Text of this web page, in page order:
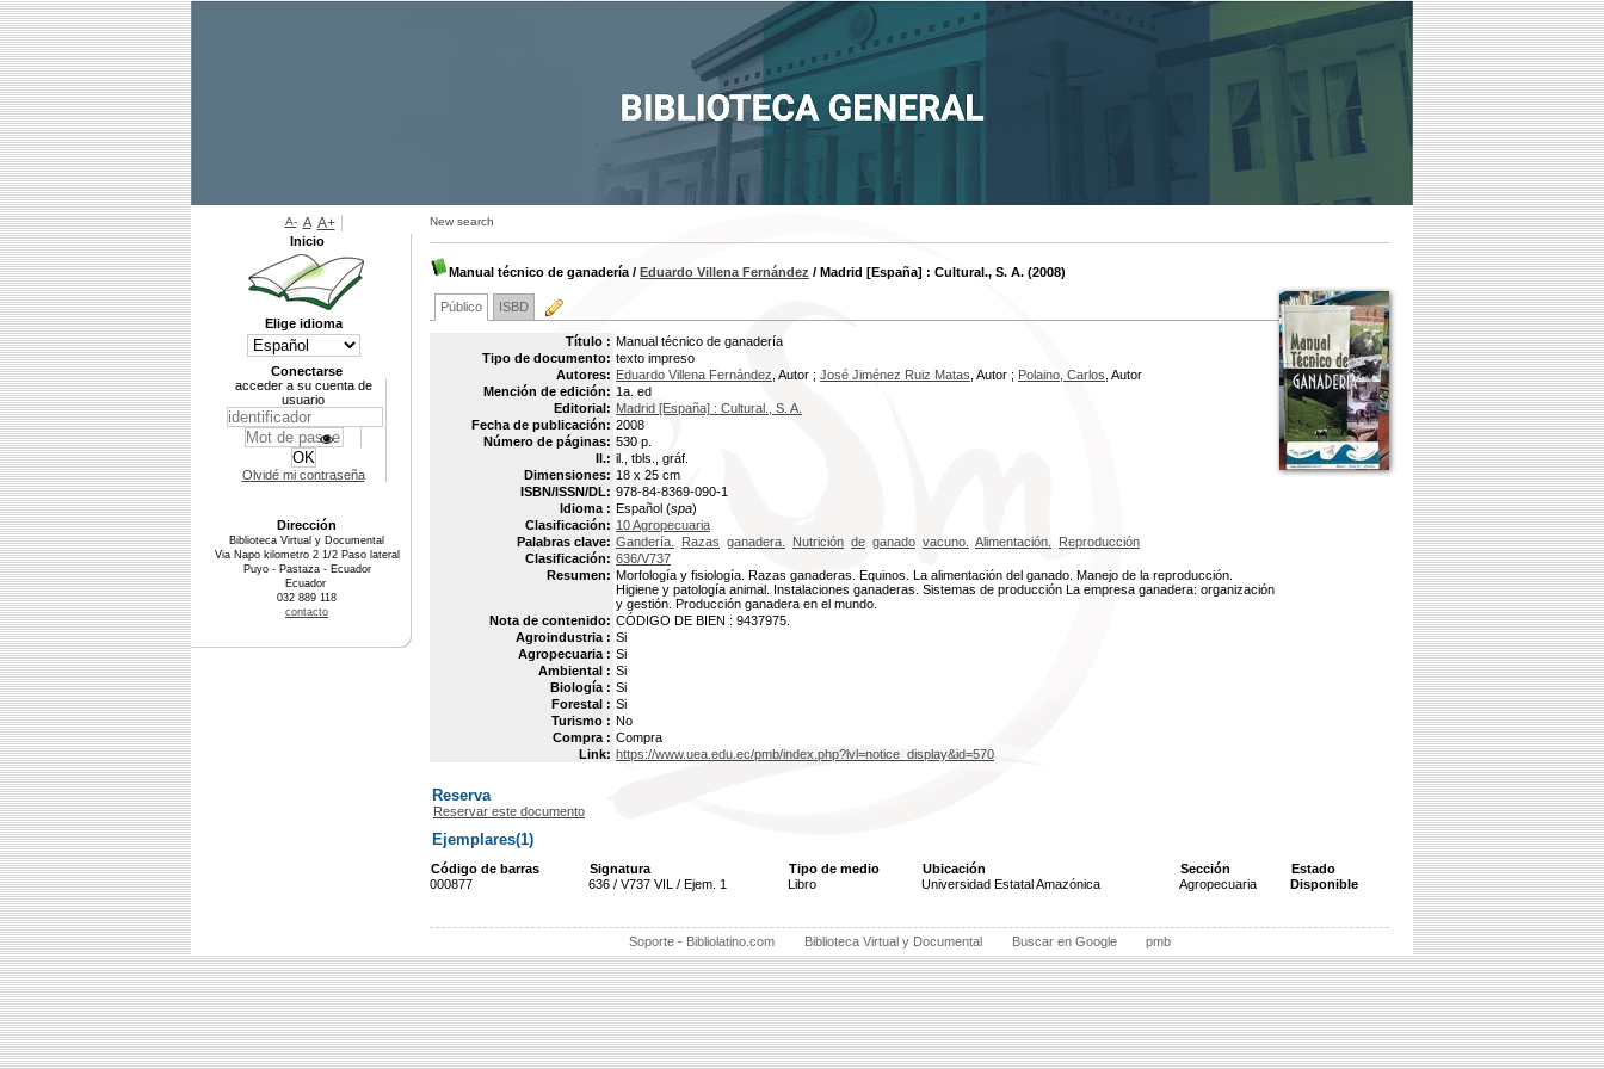
New search
Manual técnico de ganadería / Eduardo Villena Fernández / Madrid [España] : Cultural., S. A. (2008)
Público ISBD
Título : Manual técnico de ganadería
Tipo de documento: texto impreso
Autores: Eduardo Villena Fernández , Autor ; José Jiménez Ruiz Matas , Autor ; Polaino, Carlos , Autor
Mención de edición: 1a. ed
Editorial: Madrid [España] : Cultural., S. A.
Fecha de publicación: 2008
Número de páginas: 530 p.
Il.: il., tbls., gráf.
Dimensiones: 18 x 25 cm
ISBN/ISSN/DL: 978-84-8369-090-1
Idioma : Español (spa)
Clasificación: 10 Agropecuaria
Palabras clave: Gandería. Razas ganadera. Nutrición de ganado vacuno. Alimentación.
Reproducción
Clasificación: 636/V737
Resumen: Morfología y fisiología. Razas ganaderas. Equinos. La alimentación del ganado. Manejo de la reproducción.
Higiene y patología animal. Instalaciones ganaderas. Sistemas de producción La empresa ganadera: organización
y gestión. Producción ganadera en el mundo.
Nota de contenido: CÓDIGO DE BIEN : 9437975.
Agroindustria : Si
Agropecuaria : Si
Ambiental : Si
Biología : Si
Forestal : Si
Turismo : No
Compra : Compra
Link: https://www.uea.edu.ec/pmb/index.php?lvl=notice_display&id=570
Reserva
Reservar este documento
Ejemplares(1)
Código de barras Signatura Tipo de medio Ubicación Sección
Estado
000877
636 / V737 VIL / Ejem. 1 Libro Universidad Estatal Amazónica Agropecuaria Disponible
Soporte - Bibliolatino.com Biblioteca Virtual y Documental Buscar en Google pmb
A- A A+
Inicio
Elige idioma
Conectarse
acceder a su cuenta de
usuario
Olvidé mi contraseña
Dirección
Biblioteca Virtual y Documental
Via Napo kilometro 2 1/2 Paso lateral
Puyo - Pastaza - Ecuador
Ecuador
032 889 118
contacto